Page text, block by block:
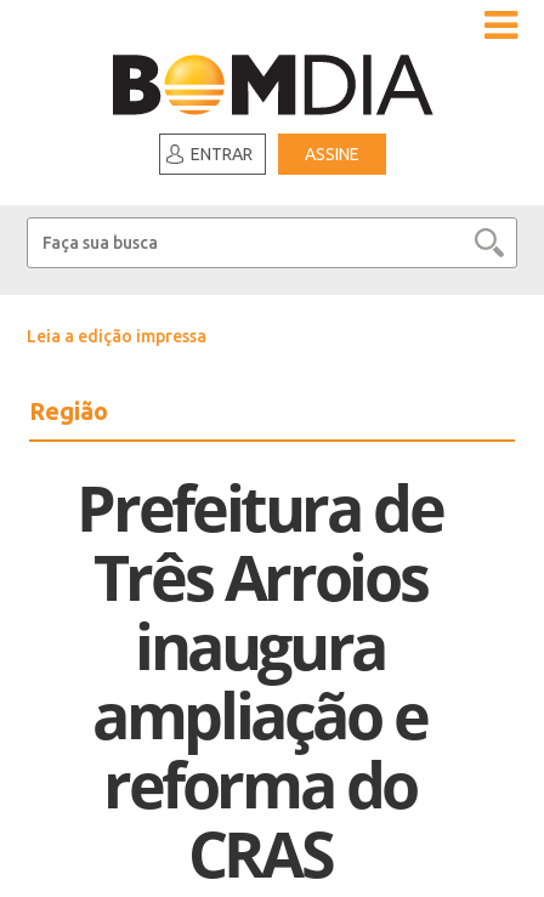
ENTRAR ASSINE
Leia a edição impressa
Região
Prefeitura de
Três Arroios
inaugura
ampliação e
reforma do
CRAS